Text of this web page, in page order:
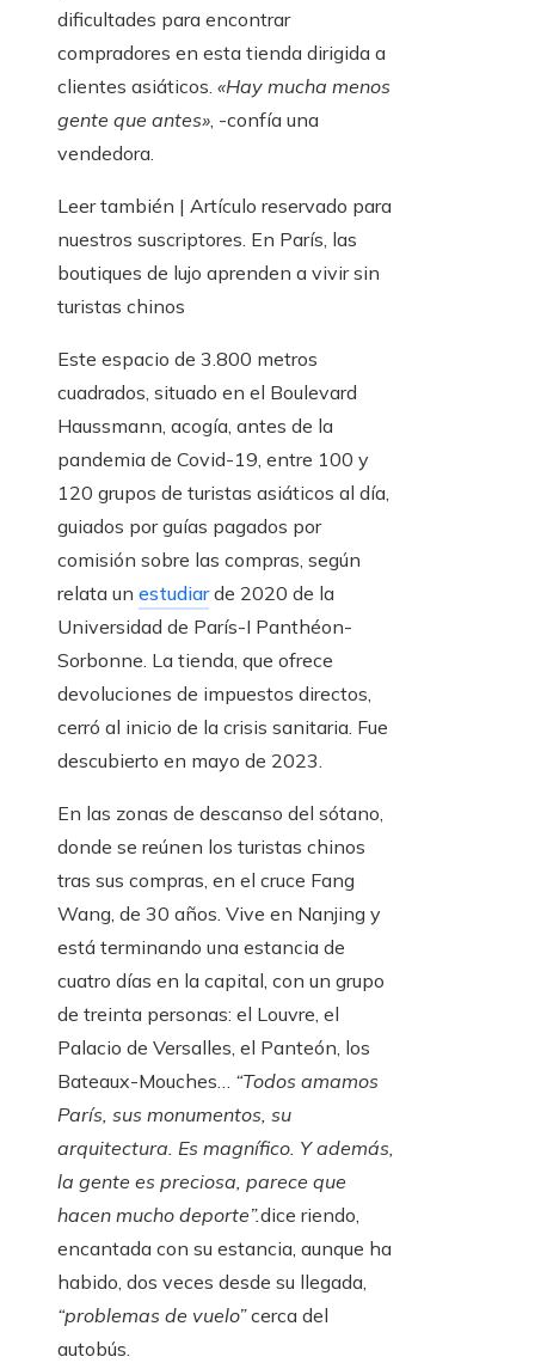
dificultades para encontrar
compradores en esta tienda dirigida a
clientes asiáticos. «Hay mucha menos
gente que antes», -confía una
vendedora.
Leer también | Artículo reservado para
nuestros suscriptores. En París, las
boutiques de lujo aprenden a vivir sin
turistas chinos
Este espacio de 3.800 metros
cuadrados, situado en el Boulevard
Haussmann, acogía, antes de la
pandemia de Covid-19, entre 100 y
120 grupos de turistas asiáticos al día,
guiados por guías pagados por
comisión sobre las compras, según
relata un estudiarde 2020 de la
Universidad de París-I Panthéon-
Sorbonne. La tienda, que ofrece
devoluciones de impuestos directos,
cerró al inicio de la crisis sanitaria. Fue
descubierto en mayo de 2023.
En las zonas de descanso del sótano,
donde se reúnen los turistas chinos
tras sus compras, en el cruce Fang
Wang, de 30 años. Vive en Nanjing y
está terminando una estancia de
cuatro días en la capital, con un grupo
de treinta personas: el Louvre, el
Palacio de Versalles, el Panteón, los
Bateaux-Mouches… “Todos amamos
París, sus monumentos, su
arquitectura. Es magnífico. Y además,
la gente es preciosa, parece que
hacen mucho deporte”.dice riendo,
encantada con su estancia, aunque ha
habido, dos veces desde su llegada,
“problemas de vuelo”cerca del
autobús.